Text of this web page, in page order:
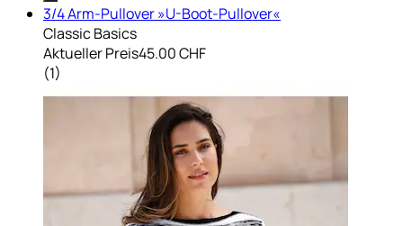
3/4 Arm-Pullover »U-Boot-Pullover«
Classic Basics
Aktueller Preis45.00 CHF
(1)